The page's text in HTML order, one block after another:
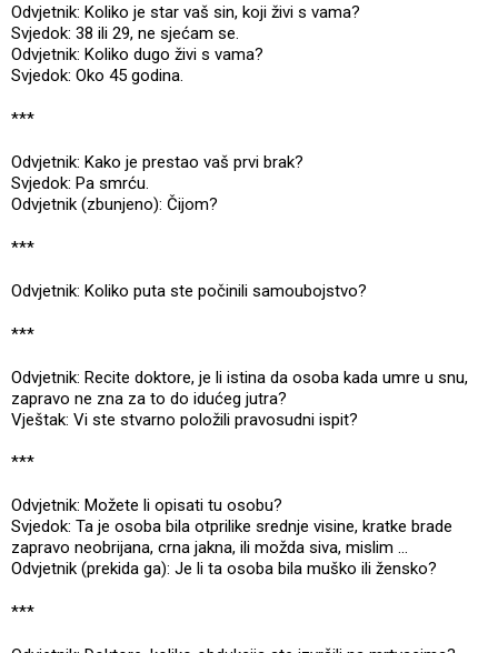
Odvjetnik: Koliko je star vaš sin, koji živi s vama?
Svjedok: 38 ili 29, ne sjećam se.
Odvjetnik: Koliko dugo živi s vama?
Svjedok: Oko 45 godina.
***
Odvjetnik: Kako je prestao vaš prvi brak?
Svjedok: Pa smrću.
Odvjetnik (zbunjeno): Čijom?
***
Odvjetnik: Koliko puta ste počinili samoubojstvo?
***
Odvjetnik: Recite doktore, je li istina da osoba kada umre u snu,
zapravo ne zna za to do idućeg jutra?
Vještak: Vi ste stvarno položili pravosudni ispit?
***
Odvjetnik: Možete li opisati tu osobu?
Svjedok: Ta je osoba bila otprilike srednje visine, kratke brade
zapravo neobrijana, crna jakna, ili možda siva, mislim …
Odvjetnik (prekida ga): Je li ta osoba bila muško ili žensko?
***